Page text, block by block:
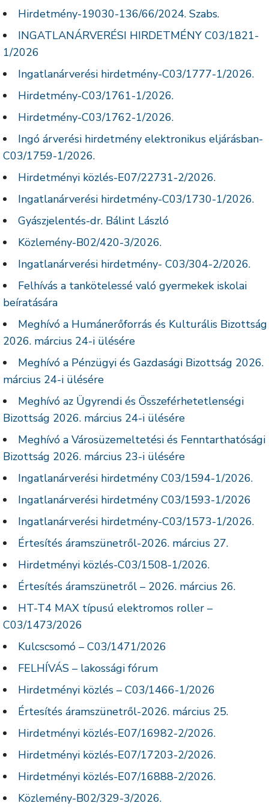
Hirdetmény-19030-136/66/2024. Szabs.
INGATLANÁRVERÉSI HIRDETMÉNY C03/1821-
1/2026
Ingatlanárverési hirdetmény-C03/1777-1/2026.
Hirdetmény-C03/1761-1/2026.
Hirdetmény-C03/1762-1/2026.
Ingó árverési hirdetmény elektronikus eljárásban-
C03/1759-1/2026.
Hirdetményi közlés-E07/22731-2/2026.
Ingatlanárverési hirdetmény-C03/1730-1/2026.
Gyászjelentés-dr. Bálint László
Közlemény-B02/420-3/2026.
Ingatlanárverési hirdetmény- C03/304-2/2026.
Felhívás a tankötelessé való gyermekek iskolai
beíratására
Meghívó a Humánerőforrás és Kulturális Bizottság
2026. március 24-i ülésére
Meghívó a Pénzügyi és Gazdasági Bizottság 2026.
március 24-i ülésére
Meghívó az Ügyrendi és Összeférhetetlenségi
Bizottság 2026. március 24-i ülésére
Meghívó a Városüzemeltetési és Fenntarthatósági
Bizottság 2026. március 23-i ülésére
Ingatlanárverési hirdetmény C03/1594-1/2026.
Ingatlanárverési hirdetmény C03/1593-1/2026
Ingatlanárverési hirdetmény-C03/1573-1/2026.
Értesítés áramszünetről-2026. március 27.
Hirdetményi közlés-C03/1508-1/2026.
Értesítés áramszünetről – 2026. március 26.
HT-T4 MAX típusú elektromos roller –
C03/1473/2026
Kulcscsomó – C03/1471/2026
FELHÍVÁS – lakossági fórum
Hirdetményi közlés – C03/1466-1/2026
Értesítés áramszünetről-2026. március 25.
Hirdetményi közlés-E07/16982-2/2026.
Hirdetményi közlés-E07/17203-2/2026.
Hirdetményi közlés-E07/16888-2/2026.
Közlemény-B02/329-3/2026.